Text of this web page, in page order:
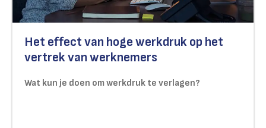
Het effect van hoge werkdruk op het
vertrek van werknemers
Wat kun je doen om werkdruk te verlagen?